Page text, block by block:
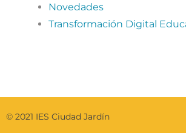
Novedades
Transformación Digital
© 2021 IES Ciudad Jardín